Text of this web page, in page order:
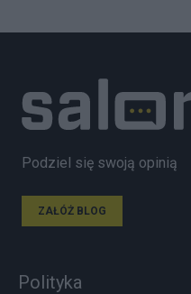
Podziel się swoją opinią
ZAŁÓŻ BLOG
Polityka